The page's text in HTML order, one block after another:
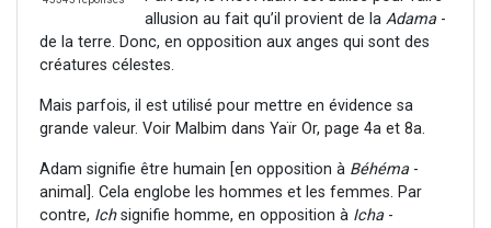
allusion au fait qu’il provient de la Adama-
de la terre. Donc, en opposition aux anges qui sont des
créatures célestes.
Mais parfois, il est utilisé pour mettre en évidence sa
grande valeur. Voir Malbim dans Yaïr Or, page 4a et 8a.
Adam signifie être humain [en opposition à Béhéma-
animal]. Cela englobe les hommes et les femmes. Par
contre, Ichsignifie homme, en opposition à Icha-